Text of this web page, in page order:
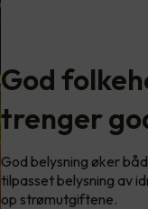
God
trenger
God belysning øker
tilpasset belysning av
op strømutgiftene.